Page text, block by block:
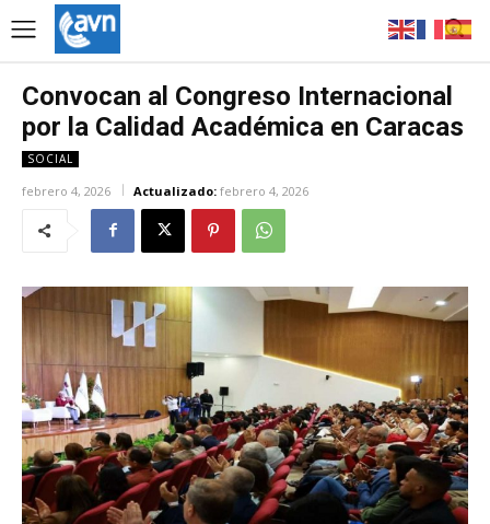
Convocan al Congreso Internacional
por la Calidad Académica en Caracas
SOCIAL
febrero 4, 2026 Actualizado: febrero 4, 2026